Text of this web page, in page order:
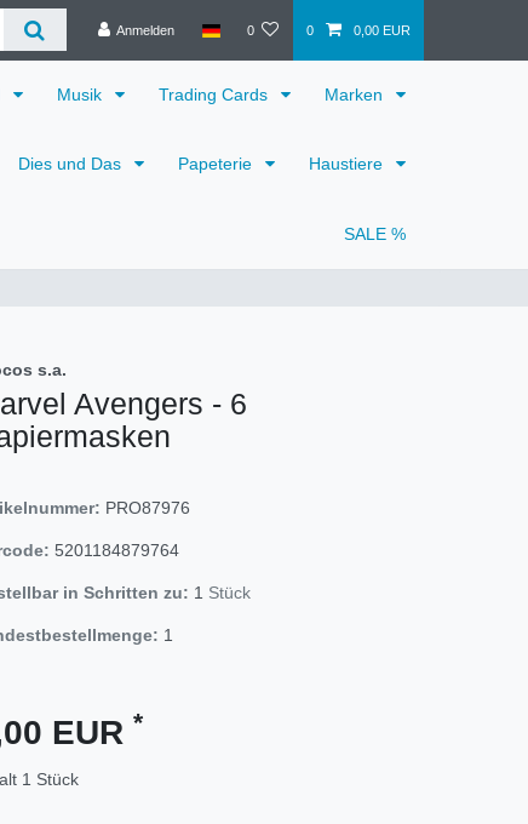
Anmelden 0 0 0,00 EUR
Musik Trading Cards Marken
Dies und Das Papeterie Haustiere
SALE %
s.a.
Avengers - 6
PRO87976
5201184879764
in Schritten zu: 1 Stück
1
EUR *
1 Stück